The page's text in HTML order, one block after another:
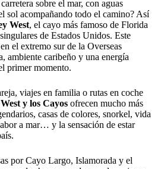
sobre el mar, con aguas
sol acompañando todo el camino? Así
West, el cayo más famoso de Florida
de Estados Unidos. Este
el extremo sur de la Overseas
ambiente caribeño y una energía
primer momento.
viajes en familia o rutas en coche
y los Cayos ofrecen mucho más
casas de colores, snorkel, vida
a mar… y la sensación de estar
por Cayo Largo, Islamorada y el